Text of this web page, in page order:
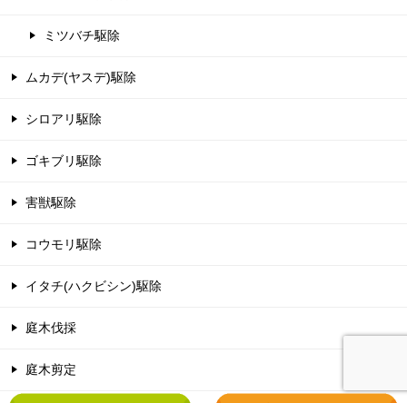
ミツバチ駆除
ムカデ(ヤスデ)駆除
シロアリ駆除
ゴキブリ駆除
害獣駆除
コウモリ駆除
イタチ(ハクビシン)駆除
庭木伐採
庭木剪定